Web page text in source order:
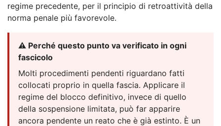
regime precedente, per il principio di retroattività della
norma penale più favorevole.
⚠️ Perché questo punto va verificato in ogni
fascicolo
Molti procedimenti pendenti riguardano fatti
collocati proprio in quella fascia. Applicare il
regime del blocco definitivo, invece di quello
della sospensione limitata, può far apparire
ancora pendente un reato che è già estinto. È un